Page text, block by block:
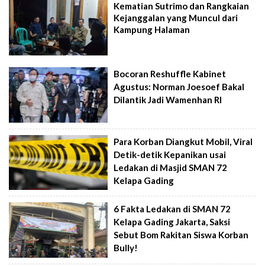
Kematian Sutrimo dan Rangkaian
Kejanggalan yang Muncul dari
Kampung Halaman
Bocoran Reshuffle Kabinet
Agustus: Norman Joesoef Bakal
Dilantik Jadi Wamenhan RI
Para Korban Diangkut Mobil, Viral
Detik-detik Kepanikan usai
Ledakan di Masjid SMAN 72
Kelapa Gading
6 Fakta Ledakan di SMAN 72
Kelapa Gading Jakarta, Saksi
Sebut Bom Rakitan Siswa Korban
Bully!